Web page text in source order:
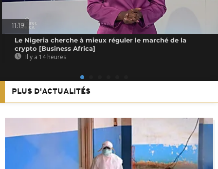
11:19
Le Nigeria cherche à mieux réguler le marché de la
crypto [Business Africa]
Il y a 14 heures
PLUS D'ACTUALITÉS